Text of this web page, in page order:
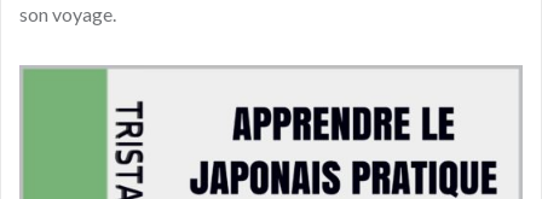
son voyage.